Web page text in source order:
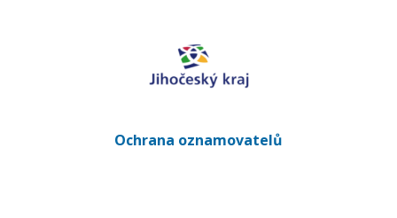
Ochrana oznamovatelů